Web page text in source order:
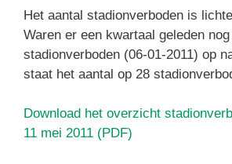
Het aantal stadionverboden is
Waren er een kwartaal geleden
stadionverboden (06-01-2011) op
staat het aantal op 28
Download het overzicht
11 mei 2011 (PDF)